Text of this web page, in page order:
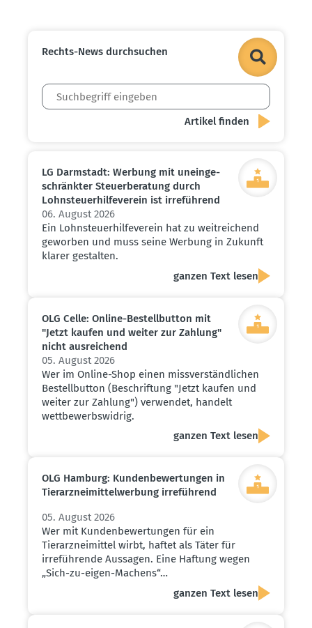
Rechts-News durch­suchen
LG Darmstadt: Werbung mit unein­ge­
schränkter Steuer­be­ratung durch
Lohnsteu­er­hil­fe­verein ist irreführend
06. August 2026
Ein Lohnsteuerhilfeverein hat zu weitreichend
geworben und muss seine Werbung in Zukunft
klarer gestalten.
ganzen Text lesen
OLG Celle: Online-Bestell­button mit
"Jetzt kaufen und weiter zur Zahlung"
nicht ausrei­chend
05. August 2026
Wer im Online-Shop einen missverständlichen
Bestellbutton (Beschriftung "Jetzt kaufen und
weiter zur Zahlung") verwendet, handelt
wettbewerbswidrig.
ganzen Text lesen
OLG Hamburg: Kunden­be­wer­tungen in
Tierarz­nei­mit­tel­werbung irreführend
05. August 2026
Wer mit Kundenbewertungen für ein
Tierarzneimittel wirbt, haftet als Täter für
irreführende Aussagen. Eine Haftung wegen
„Sich-zu-eigen-Machens“…
ganzen Text lesen